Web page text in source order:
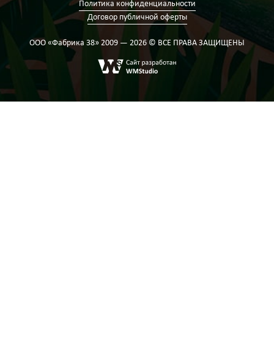
Политика конфиденциальности
Договор публичной оферты
ООО «Фабрика 38» 2009 — 2026 © ВСЕ ПРАВА ЗАЩИЩЕНЫ